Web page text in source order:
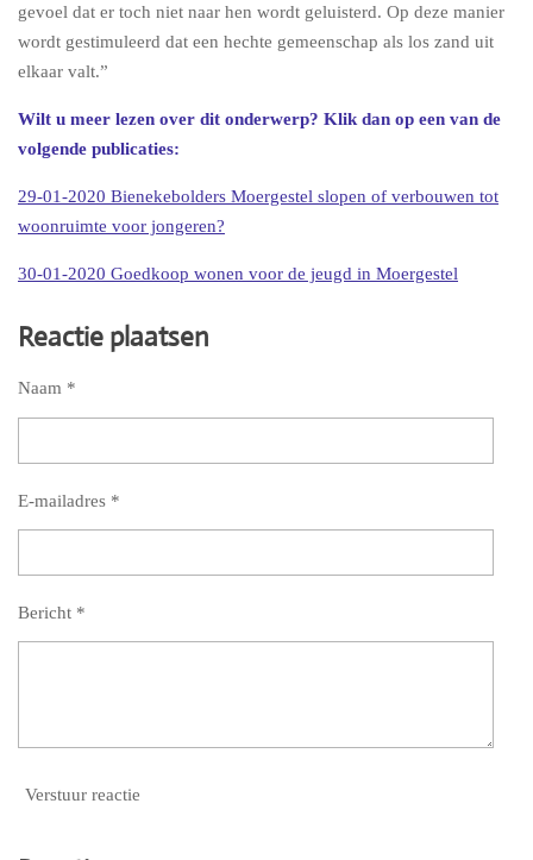
gevoel dat er toch niet naar hen wordt geluisterd. Op deze manier
wordt gestimuleerd dat een hechte gemeenschap als los zand uit
elkaar valt.”
Wilt u meer lezen over dit onderwerp? Klik dan op een van de
volgende publicaties:
29-01-2020 Bienekebolders Moergestel slopen of verbouwen tot
woonruimte voor jongeren?
30-01-2020 Goedkoop wonen voor de jeugd in Moergestel
Reactie plaatsen
Naam *
E-mailadres *
Bericht *
Verstuur reactie